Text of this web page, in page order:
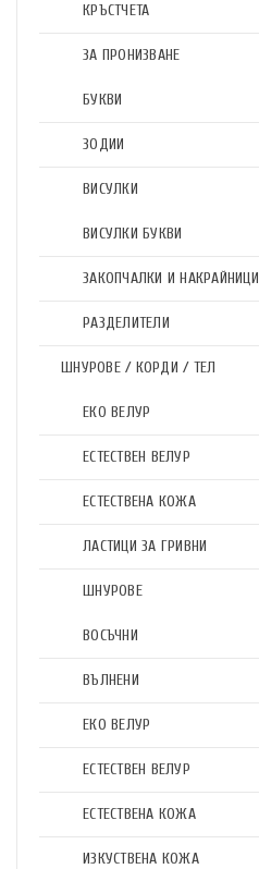
КРЪСТЧЕТА
ЗА ПРОНИЗВАНЕ
БУКВИ
ЗОДИИ
ВИСУЛКИ
ВИСУЛКИ БУКВИ
ЗАКОПЧАЛКИ И НАКРАЙНИЦИ
РАЗДЕЛИТЕЛИ
ШНУРОВЕ / КОРДИ / ТЕЛ
ЕКО ВЕЛУР
ЕСТЕСТВЕН ВЕЛУР
ЕСТЕСТВЕНА КОЖА
ЛАСТИЦИ ЗА ГРИВНИ
ШНУРОВЕ
ВОСЪЧНИ
ВЪЛНЕНИ
ЕКО ВЕЛУР
ЕСТЕСТВЕН ВЕЛУР
ЕСТЕСТВЕНА КОЖА
ИЗКУСТВЕНА КОЖА